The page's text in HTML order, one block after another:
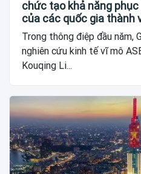
chức tạo khả năng
của các quốc gia thành
Trong thông điệp đầu năm,
nghiên cứu kinh tế vĩ mô
Kouqing Li...